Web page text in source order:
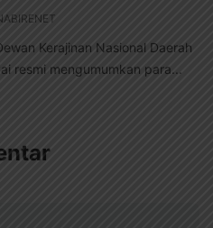
Kerajinan Nasional Daerah
resmi mengumumkan para...